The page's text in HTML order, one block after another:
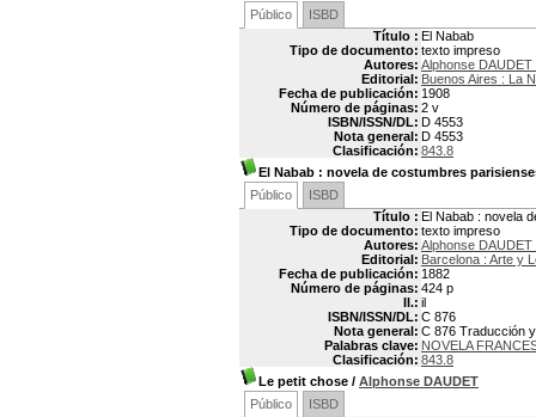
Público
ISBD
Título : El Nabab
Tipo de documento: texto impreso
Autores: Alphonse
Editorial: Buenos Aires : La
Fecha de publicación: 1908
Número de páginas: 2 v
ISBN/ISSN/DL: D 4553
Nota general: D 4553
Clasificación: 843.8
El Nabab : novela de costumbres
Público
ISBD
Título : El Nabab : novela
Tipo de documento: texto impreso
Autores: Alphonse
Editorial: Barcelona : Arte y
Fecha de publicación: 1882
Número de páginas: 424 p
Il.: il
ISBN/ISSN/DL: C 876
Nota general: C 876 Traducción
Palabras clave: NOVELA
Clasificación: 843.8
Le petit chose / Alphonse DAUDET
Público
ISBD